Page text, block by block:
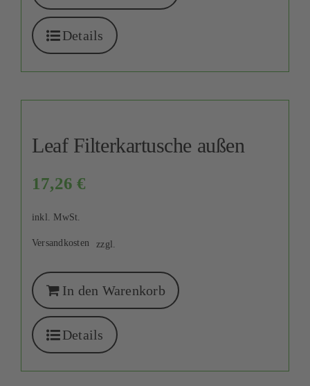
Details
Leaf Filterkartusche außen
17,26€
inkl. MwSt.
zzgl.
Versandkosten
In den Warenkorb
Details